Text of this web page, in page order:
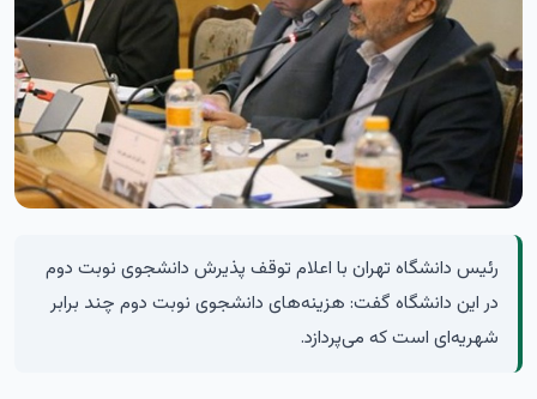
رئیس دانشگاه تهران با اعلام توقف پذیرش دانشجوی نوبت دوم
در این دانشگاه گفت: هزینه‌های دانشجوی نوبت دوم چند برابر
شهریه‌ای است که می‌پردازد.